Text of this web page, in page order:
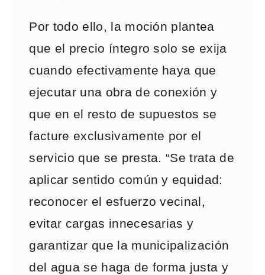
Por todo ello, la moción plantea
que el precio íntegro solo se exija
cuando efectivamente haya que
ejecutar una obra de conexión y
que en el resto de supuestos se
facture exclusivamente por el
servicio que se presta. “Se trata de
aplicar sentido común y equidad:
reconocer el esfuerzo vecinal,
evitar cargas innecesarias y
garantizar que la municipalización
del agua se haga de forma justa y